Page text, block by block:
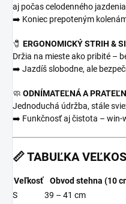
aj počas celodenného
➡️ Koniec prepoteným
🧷 ERGONOMICKÝ STRIH &
Držia na mieste ako pribité –
➡️ Jazdíš slobodne, ale
🧼 ODNÍMATEĽNÁ A
Jednoduchá údržba, stále
➡️ Funkčnosť aj čistota – win-
📏 TABUĽKA
Veľkosť Obvod stehna (10
S
39 – 41 cm